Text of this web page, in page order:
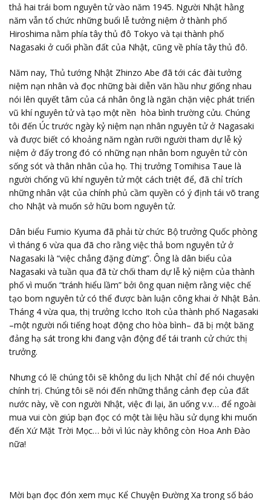
thả hai trái bom nguyên tử vào năm 1945. Người Nhật hằng
năm vẫn tổ chức những buổi lễ tưởng niệm ở thành phố
Hiroshima nằm phía tây thủ đô Tokyo và tại thành phố
Nagasaki ở cuối phần đất của Nhật, cũng về phía tây thủ đô.
Năm nay, Thủ tướng Nhật Zhinzo Abe đã tới các đài tưởng
niệm nạn nhân và đọc những bài diễn văn hầu như giống nhau
nói lên quyết tâm của cá nhân ông là ngăn chặn việc phát triển
vũ khí nguyên tử và tạo một nền hòa bình trường cửu. Chúng
tôi đến Úc trước ngày kỷ niệm nạn nhân nguyên tử ở Nagasaki
và được biết có khoảng năm ngàn rưỡi người tham dự lễ kỷ
niệm ở đấy trong đó có những nạn nhân bom nguyên tử còn
sống sót và thân nhân của họ. Thị trưởng Tomihisa Taue là
người chống vũ khí nguyên tử một cách triệt để, đã chỉ trích
những nhân vật của chính phủ cầm quyền có ý định tái võ trang
cho Nhật và muốn sở hữu bom nguyên tử.
Dân biểu Fumio Kyuma đã phải từ chức Bộ trưởng Quốc phòng
vì tháng 6 vừa qua đã cho rằng việc thả bom nguyên tử ở
Nagasaki là “việc chẳng đặng đừng”. Ông là dân biểu của
Nagasaki và tuần qua đã từ chối tham dự lễ kỷ niệm của thành
phố vì muốn “tránh hiểu lầm” bởi ông quan niệm rằng việc chế
tạo bom nguyên tử có thể được bàn luận công khai ở Nhật Bản.
Tháng 4 vừa qua, thị trưởng Iccho Itoh của thành phố Nagasaki
–một người nổi tiếng hoạt động cho hòa bình– đã bị một băng
đảng hạ sát trong khi đang vận động để tái tranh cử chức thị
trưởng.
Nhưng có lẽ chúng tôi sẽ không du lịch Nhật chỉ để nói chuyện
chính trị. Chúng tôi sẽ nói đến những thắng cảnh đẹp của đất
nước này, về con người Nhật, việc đi lại, ăn uống v.v… để ngoài
mua vui còn giúp bạn đọc có một tài liệu hầu sử dụng khi muốn
đến Xứ Mặt Trời Mọc… bởi vì lúc này không còn Hoa Anh Đào
nữa!
Mời bạn đọc đón xem mục Kể Chuyện Đường Xa trong số báo